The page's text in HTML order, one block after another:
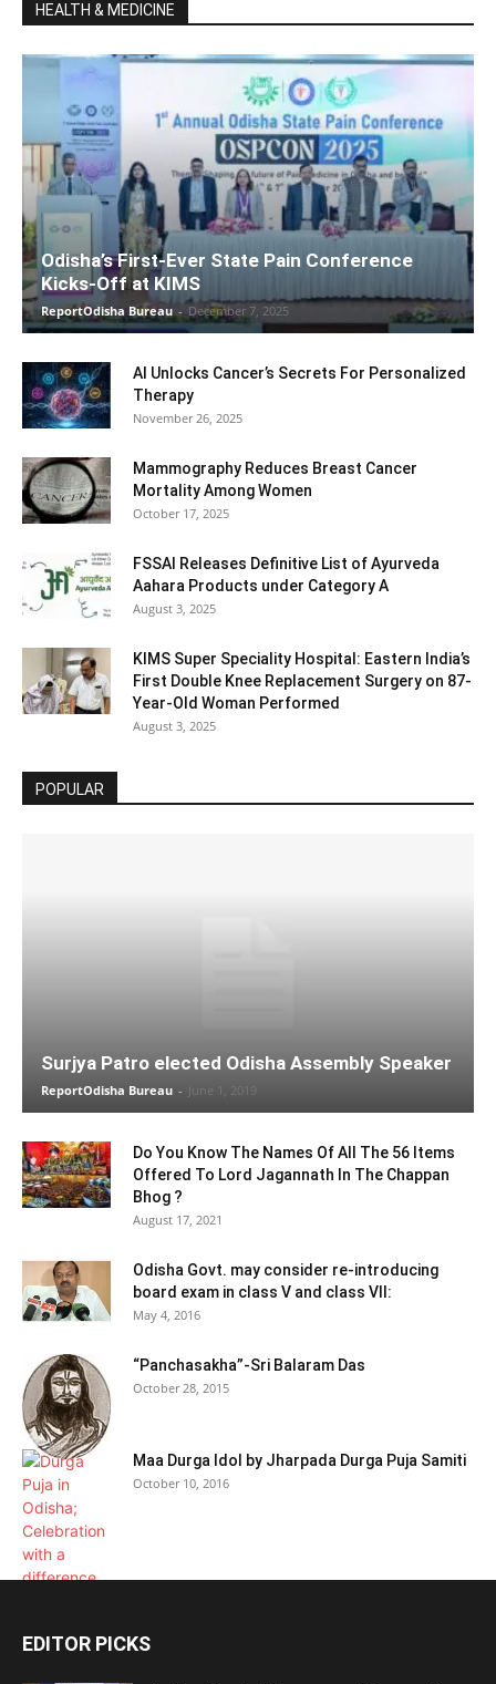
HEALTH & MEDICINE
Odisha’s First-Ever State Pain Conference
Kicks-Off at KIMS
ReportOdisha Bureau - December 7, 2025
AI Unlocks Cancer’s Secrets For Personalized
Therapy
November 26, 2025
Mammography Reduces Breast Cancer
Mortality Among Women
October 17, 2025
FSSAI Releases Definitive List of Ayurveda
Aahara Products under Category A
August 3, 2025
KIMS Super Speciality Hospital: Eastern India’s
First Double Knee Replacement Surgery on 87-
Year-Old Woman Performed
August 3, 2025
POPULAR
Surjya Patro elected Odisha Assembly Speaker
ReportOdisha Bureau - June 1, 2019
Do You Know The Names Of All The 56 Items
Offered To Lord Jagannath In The Chappan
Bhog ?
August 17, 2021
Odisha Govt. may consider re-introducing
board exam in class V and class VII:
May 4, 2016
“Panchasakha”-Sri Balaram Das
October 28, 2015
Maa Durga Idol by Jharpada Durga Puja Samiti
October 10, 2016
EDITOR PICKS